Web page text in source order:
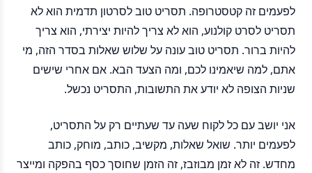
לפעמים זה קטסטרופה. תסריט טוב לסרטון תדמית הוא לא
תסריט לסרט קולנוע, הוא לא צריך להיות יצירתי, הוא צריך
להיות ברור. תסריט טוב עונה על שלוש שאלות בסדר הזה, מי
אתם, למה שיאמינו לכם, ומה הצעד הבא. אם אחרי שישים
שניות הצופה לא יודע את התשובות, התסריט נכשל.
אני יושב עם כל לקוח שעה עד שעתיים רק על התסריט,
לפעמים יותר. שואל שאלות, מקשיב, כותב, מוחק, כותב
מחדש. זה לא זמן מבוזבז, זה הזמן שחוסך כסף בהפקה ומייצר